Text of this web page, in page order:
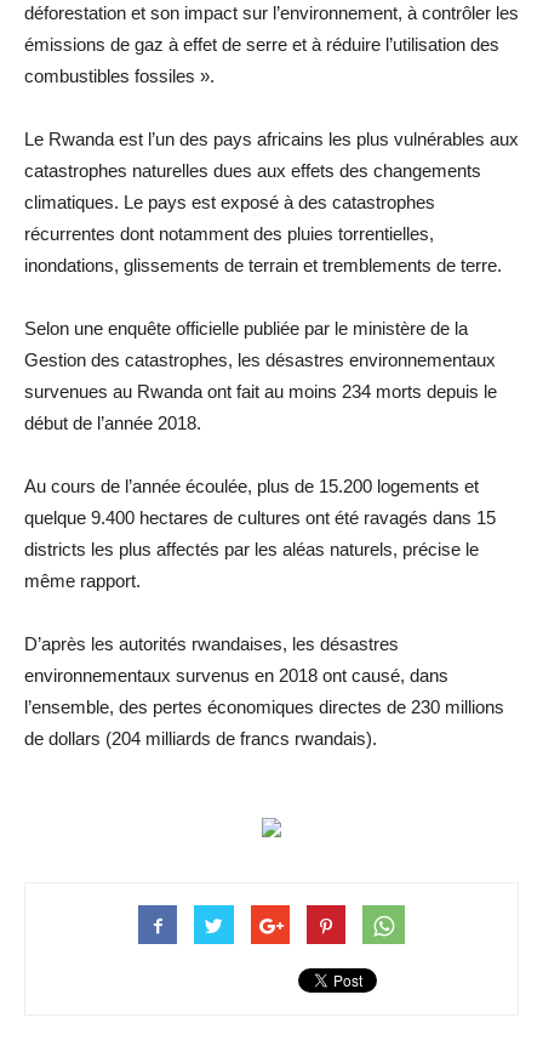
déforestation et son impact sur l’environnement, à contrôler les
émissions de gaz à effet de serre et à réduire l’utilisation des
combustibles fossiles ».
Le Rwanda est l’un des pays africains les plus vulnérables aux
catastrophes naturelles dues aux effets des changements
climatiques. Le pays est exposé à des catastrophes
récurrentes dont notamment des pluies torrentielles,
inondations, glissements de terrain et tremblements de terre.
Selon une enquête officielle publiée par le ministère de la
Gestion des catastrophes, les désastres environnementaux
survenues au Rwanda ont fait au moins 234 morts depuis le
début de l’année 2018.
Au cours de l’année écoulée, plus de 15.200 logements et
quelque 9.400 hectares de cultures ont été ravagés dans 15
districts les plus affectés par les aléas naturels, précise le
même rapport.
D’après les autorités rwandaises, les désastres
environnementaux survenus en 2018 ont causé, dans
l’ensemble, des pertes économiques directes de 230 millions
de dollars (204 milliards de francs rwandais).